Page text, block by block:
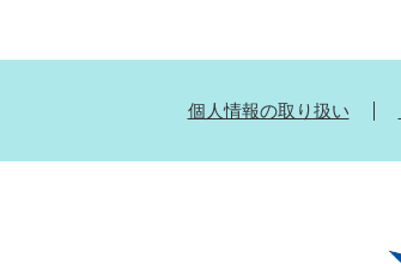
個人情報の取り扱い